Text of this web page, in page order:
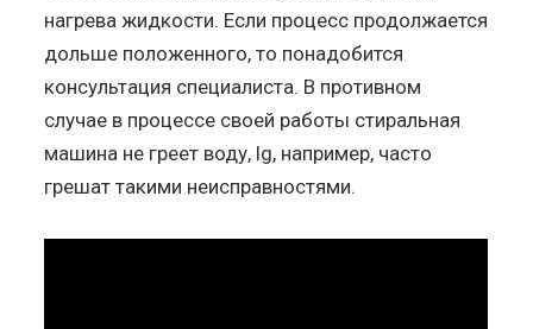
нагрева жидкости. Если процесс продолжается
дольше положенного, то понадобится
консультация специалиста. В противном
случае в процессе своей работы стиральная
машина не греет воду, lg, например, часто
грешат такими неисправностями.